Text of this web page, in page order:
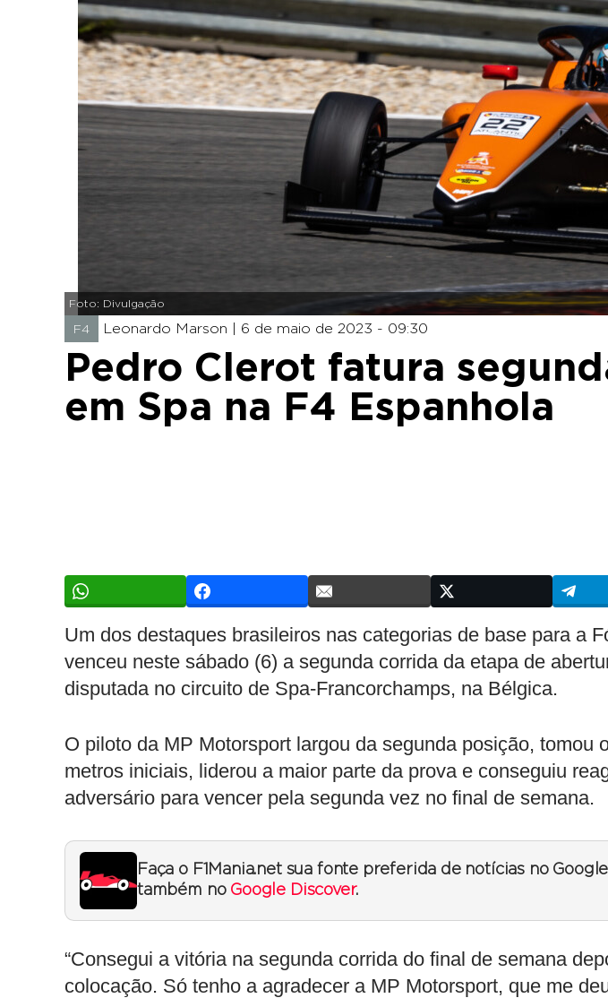
Foto: Divulgação
F4 Leonardo Marson | 6 de maio de 2023 - 09:30
Pedro Clerot fatura
em Spa na F4 Espanhola
Um dos destaques brasileiros nas categorias de base para a
venceu neste sábado (6) a segunda corrida da etapa de
disputada no circuito de Spa-Francorchamps, na Bélgica.
O piloto da MP Motorsport largou da segunda posição, tomou
metros iniciais, liderou a maior parte da prova e conseguiu
adversário para vencer pela segunda vez no final de semana.
Faça o F1Mania.net sua fonte preferida de notícias no
também no Google Discover.
“Consegui a vitória na segunda corrida do final de semana
colocação. Só tenho a agradecer a MP Motorsport, que me